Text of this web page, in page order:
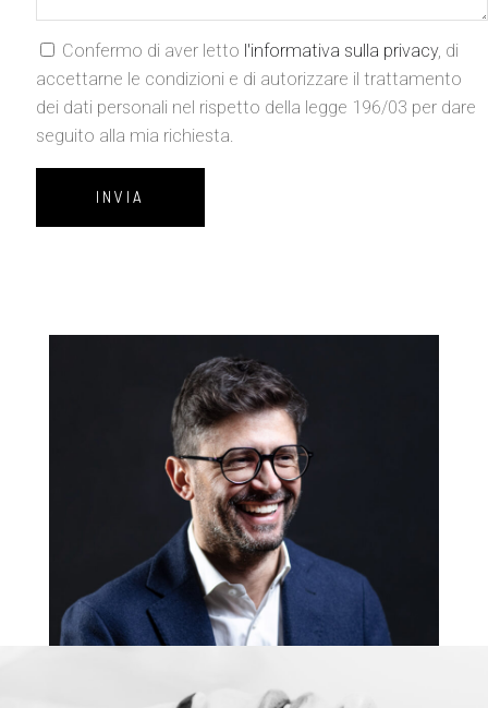
Confermo di aver letto l'informativa sulla privacy, di
accettarne le condizioni e di autorizzare il trattamento
dei dati personali nel rispetto della legge 196/03 per dare
seguito alla mia richiesta.